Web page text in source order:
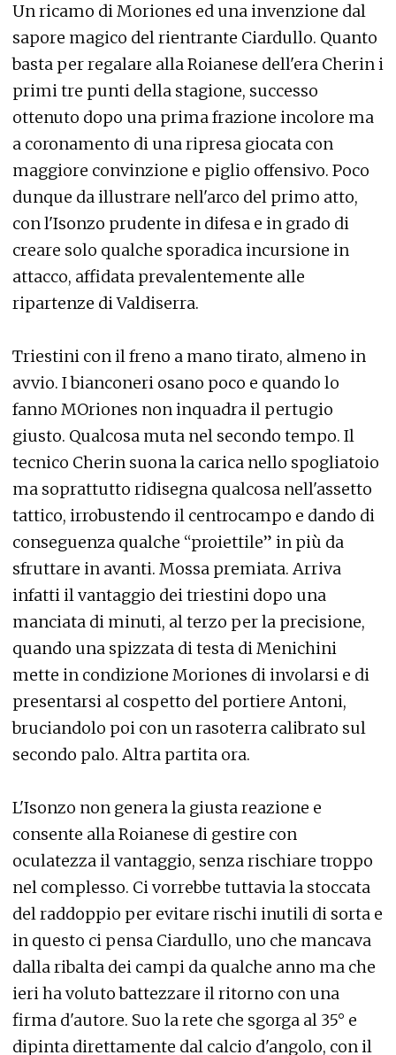
Un ricamo di Moriones ed una invenzione dal
sapore magico del rientrante Ciardullo. Quanto
basta per regalare alla Roianese dell'era Cherin i
primi tre punti della stagione, successo
ottenuto dopo una prima frazione incolore ma
a coronamento di una ripresa giocata con
maggiore convinzione e piglio offensivo. Poco
dunque da illustrare nell'arco del primo atto,
con l'Isonzo prudente in difesa e in grado di
creare solo qualche sporadica incursione in
attacco, affidata prevalentemente alle
ripartenze di Valdiserra.
Triestini con il freno a mano tirato, almeno in
avvio. I bianconeri osano poco e quando lo
fanno MOriones non inquadra il pertugio
giusto. Qualcosa muta nel secondo tempo. Il
tecnico Cherin suona la carica nello spogliatoio
ma soprattutto ridisegna qualcosa nell'assetto
tattico, irrobustendo il centrocampo e dando di
conseguenza qualche “proiettile” in più da
sfruttare in avanti. Mossa premiata. Arriva
infatti il vantaggio dei triestini dopo una
manciata di minuti, al terzo per la precisione,
quando una spizzata di testa di Menichini
mette in condizione Moriones di involarsi e di
presentarsi al cospetto del portiere Antoni,
bruciandolo poi con un rasoterra calibrato sul
secondo palo. Altra partita ora.
L'Isonzo non genera la giusta reazione e
consente alla Roianese di gestire con
oculatezza il vantaggio, senza rischiare troppo
nel complesso. Ci vorrebbe tuttavia la stoccata
del raddoppio per evitare rischi inutili di sorta e
in questo ci pensa Ciardullo, uno che mancava
dalla ribalta dei campi da qualche anno ma che
ieri ha voluto battezzare il ritorno con una
firma d'autore. Suo la rete che sgorga al 35° e
dipinta direttamente dal calcio d'angolo, con il